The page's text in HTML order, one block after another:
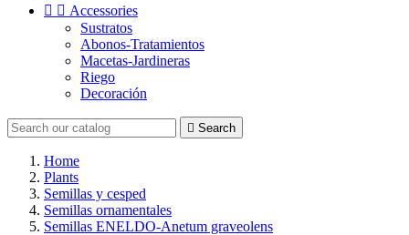
  Accessories
Sustratos
Abonos-Tratamientos
Macetas-Jardineras
Riego
Decoración
 Search
Home
Plants
Semillas y cesped
Semillas ornamentales
Semillas ENELDO-Anetum graveolens